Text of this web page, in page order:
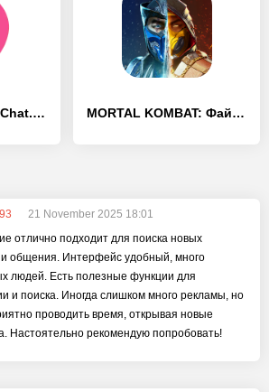
NicePeople: Date. Chat. Meet. - [Полная версия] MORTAL KOMBAT: Файтинг
21 November 2025 18:01
отлично подходит для поиска новых
и общения. Интерфейс удобный, много
людей. Есть полезные функции для
и поиска. Иногда слишком много рекламы, но
проводить время, открывая новые
Настоятельно рекомендую попробовать!